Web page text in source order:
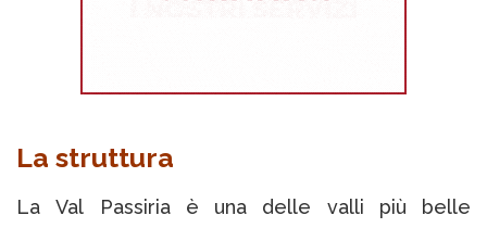
La struttura
La Val Passiria è una delle valli più belle